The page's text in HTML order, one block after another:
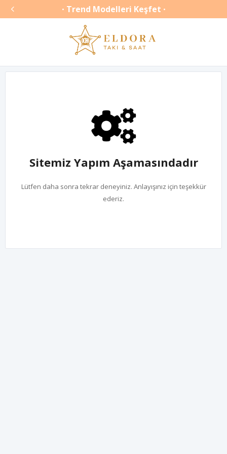
 • Trend Modelleri Keşfet •
Sitemiz Yapım Aşamasındadır
Lütfen daha sonra tekrar deneyiniz. Anlayışınız için teşekkür
ederiz.